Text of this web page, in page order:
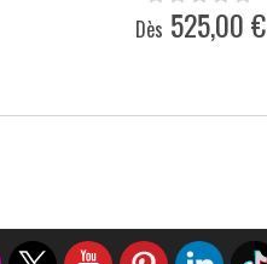
Dès 525,00 €